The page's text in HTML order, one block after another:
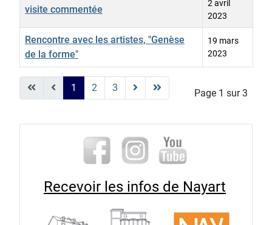
Articles
visite commentée
2 avril
2023
Rencontre avec les artistes, "Genèse
de la forme"
19 mars
2023
Page 1 sur 3
1 2 3
Recevoir les infos de Nayart